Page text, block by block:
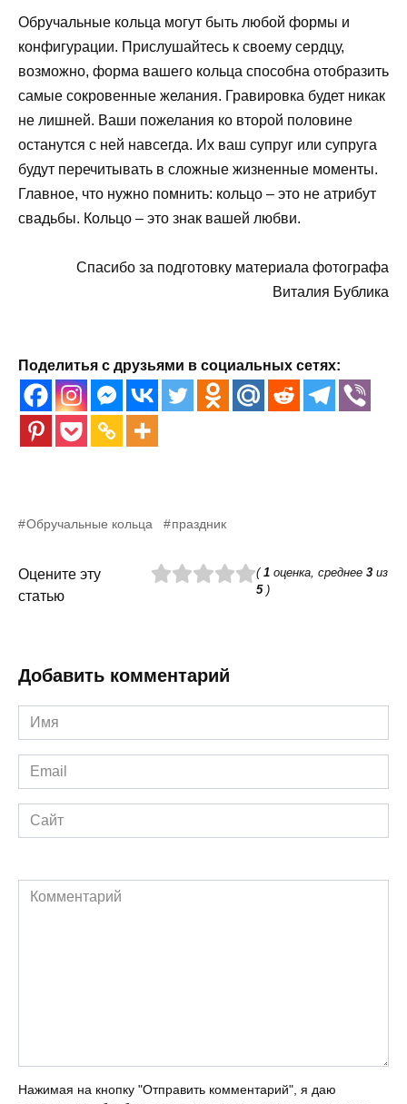
Обручальные кольца могут быть любой формы и
конфигурации. Прислушайтесь к своему сердцу,
возможно, форма вашего кольца способна отобразить
самые сокровенные желания. Гравировка будет никак
не лишней. Ваши пожелания ко второй половине
останутся с ней навсегда. Их ваш супруг или супруга
будут перечитывать в сложные жизненные моменты.
Главное, что нужно помнить: кольцо – это не атрибут
свадьбы. Кольцо – это знак вашей любви.
Спасибо за подготовку материала фотографа
Виталия Бублика
Поделитья с друзьями в социальных сетях:
Обручальные кольца праздник
Оцените эту
статью
(1 оценка, среднее3 из
5)
Добавить комментарий
Имя
*
Email
*
Сайт
Комментарий
Нажимая на кнопку "Отправить комментарий", я даю